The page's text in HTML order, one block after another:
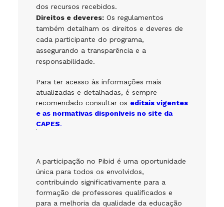
dos recursos recebidos.
Direitos e deveres: Os regulamentos
também detalham os direitos e deveres de
cada participante do programa,
assegurando a transparência e a
responsabilidade.
Para ter acesso às informações mais
atualizadas e detalhadas, é sempre
recomendado consultar os editais vigentes
e as normativas disponíveis no site da
CAPES.
A participação no Pibid é uma oportunidade
única para todos os envolvidos,
contribuindo significativamente para a
formação de professores qualificados e
para a melhoria da qualidade da educação